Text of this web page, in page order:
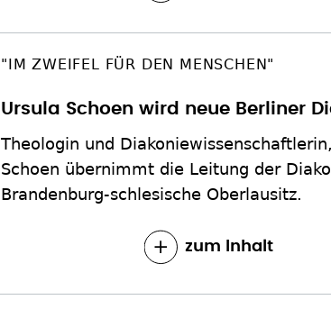
"IM ZWEIFEL FÜR DEN MENSCHEN"
Ursula Schoen wird neue Berliner
Theologin und
Schoen übernimmt die Leitung der
Brandenburg-schlesische Oberlausitz.
zum Inhalt